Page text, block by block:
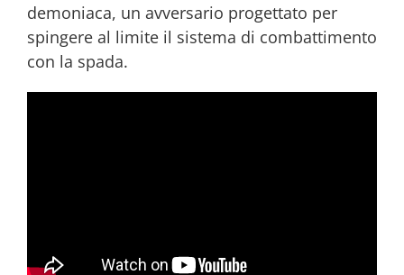
demoniaca, un avversario progettato per
spingere al limite il sistema di combattimento
con la spada.